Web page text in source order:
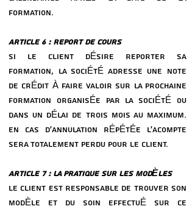
FORMATION.
ARTICLE 6 : REPORT DE COURS
SI LE CLIENT DÉSIRE REPORTER SA
FORMATION, LA SOCIÉTÉ ADRESSE UNE NOTE
DE CRÉDIT À FAIRE VALOIR SUR LA PROCHAINE
FORMATION ORGANISÉE PAR LA SOCIÉTÉ OU
DANS UN DÉLAI DE TROIS MOIS AU MAXIMUM.
EN CAS D’ANNULATION RÉPÉTÉE L’ACOMPTE
SERA TOTALEMENT PERDU POUR LE CLIENT.
ARTICLE 7 : LA PRATIQUE SUR LES MODÈLES
LE CLIENT EST RESPONSABLE DE TROUVER SON
MODÈLE ET DU SOIN EFFECTUÉ SUR CE